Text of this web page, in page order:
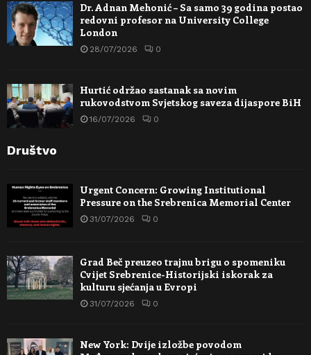
Dr. Adnan Mehonić – Sa samo 39 godina postao
redovni profesor na University College
London
28/07/2026 0
Hurtić održao sastanak sa novim
rukovodstvom Svjetskog saveza dijaspore BiH
16/07/2026 0
Društvo
Urgent Concern: Growing Institutional
Pressure on the Srebrenica Memorial Center
31/07/2026 0
Grad Beč preuzeo trajnu brigu o spomeniku
Cvijet Srebrenice-Historijski iskorak za
kulturu sjećanja u Evropi
31/07/2026 0
New York: Dvije izložbe povodom